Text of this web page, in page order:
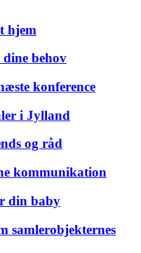
hjem
behov
konference
i Jylland
og råd
kommunikation
din baby
samlerobjekternes